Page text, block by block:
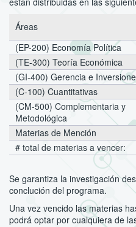
Áreas
(EP-200) Economía Política
(TE-300) Teoría Económica
(GI-400) Gerencia e
(C-100) Cuantitativas
(CM-500) Complementaria y
Metodológica
Materias de Mención
# total de materias a vencer:
Se garantiza la investigación
conclución del programa.
Una vez vencido las materias
podrá optar por cualquiera de